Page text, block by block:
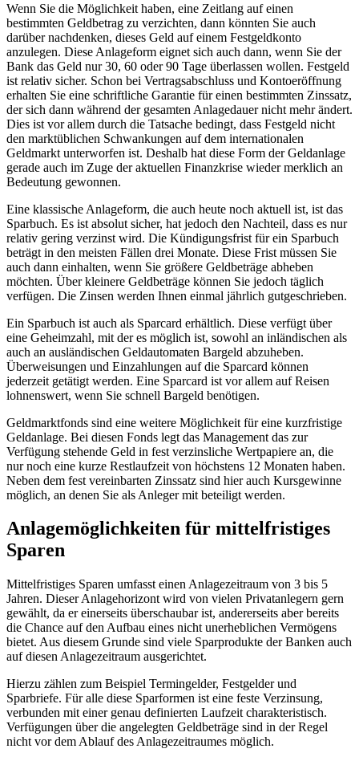
Wenn Sie die Möglichkeit haben, eine Zeitlang auf einen
bestimmten Geldbetrag zu verzichten, dann könnten Sie auch
darüber nachdenken, dieses Geld auf einem Festgeldkonto
anzulegen. Diese Anlageform eignet sich auch dann, wenn Sie der
Bank das Geld nur 30, 60 oder 90 Tage überlassen wollen. Festgeld
ist relativ sicher. Schon bei Vertragsabschluss und Kontoeröffnung
erhalten Sie eine schriftliche Garantie für einen bestimmten Zinssatz,
der sich dann während der gesamten Anlagedauer nicht mehr ändert.
Dies ist vor allem durch die Tatsache bedingt, dass Festgeld nicht
den marktüblichen Schwankungen auf dem internationalen
Geldmarkt unterworfen ist. Deshalb hat diese Form der Geldanlage
gerade auch im Zuge der aktuellen Finanzkrise wieder merklich an
Bedeutung gewonnen.
Eine klassische Anlageform, die auch heute noch aktuell ist, ist das
Sparbuch. Es ist absolut sicher, hat jedoch den Nachteil, dass es nur
relativ gering verzinst wird. Die Kündigungsfrist für ein Sparbuch
beträgt in den meisten Fällen drei Monate. Diese Frist müssen Sie
auch dann einhalten, wenn Sie größere Geldbeträge abheben
möchten. Über kleinere Geldbeträge können Sie jedoch täglich
verfügen. Die Zinsen werden Ihnen einmal jährlich gutgeschrieben.
Ein Sparbuch ist auch als Sparcard erhältlich. Diese verfügt über
eine Geheimzahl, mit der es möglich ist, sowohl an inländischen als
auch an ausländischen Geldautomaten Bargeld abzuheben.
Überweisungen und Einzahlungen auf die Sparcard können
jederzeit getätigt werden. Eine Sparcard ist vor allem auf Reisen
lohnenswert, wenn Sie schnell Bargeld benötigen.
Geldmarktfonds sind eine weitere Möglichkeit für eine kurzfristige
Geldanlage. Bei diesen Fonds legt das Management das zur
Verfügung stehende Geld in fest verzinsliche Wertpapiere an, die
nur noch eine kurze Restlaufzeit von höchstens 12 Monaten haben.
Neben dem fest vereinbarten Zinssatz sind hier auch Kursgewinne
möglich, an denen Sie als Anleger mit beteiligt werden.
Anlagemöglichkeiten für mittelfristiges
Sparen
Mittelfristiges Sparen umfasst einen Anlagezeitraum von 3 bis 5
Jahren. Dieser Anlagehorizont wird von vielen Privatanlegern gern
gewählt, da er einerseits überschaubar ist, andererseits aber bereits
die Chance auf den Aufbau eines nicht unerheblichen Vermögens
bietet. Aus diesem Grunde sind viele Sparprodukte der Banken auch
auf diesen Anlagezeitraum ausgerichtet.
Hierzu zählen zum Beispiel Termingelder, Festgelder und
Sparbriefe. Für alle diese Sparformen ist eine feste Verzinsung,
verbunden mit einer genau definierten Laufzeit charakteristisch.
Verfügungen über die angelegten Geldbeträge sind in der Regel
nicht vor dem Ablauf des Anlagezeitraumes möglich.